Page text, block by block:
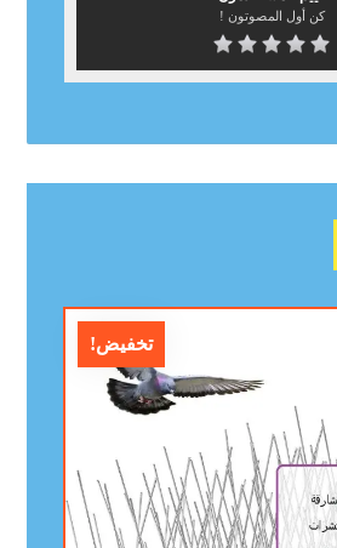
كن أول المصوتون !
تخفيض!